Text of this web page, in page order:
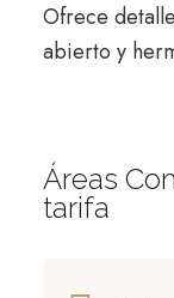
Ofrece
abierto y
Áreas
tarifa